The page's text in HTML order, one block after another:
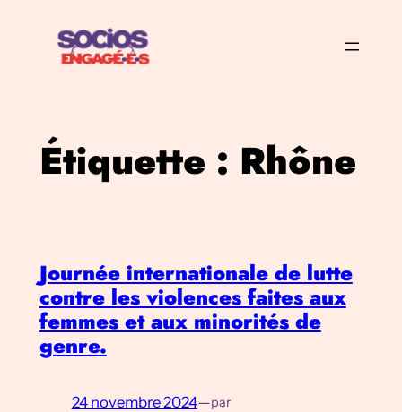
contenu
Étiquette : Rhône
Journée internationale de lutte
contre les violences faites aux
femmes et aux minorités de
genre.
24 novembre 2024—par